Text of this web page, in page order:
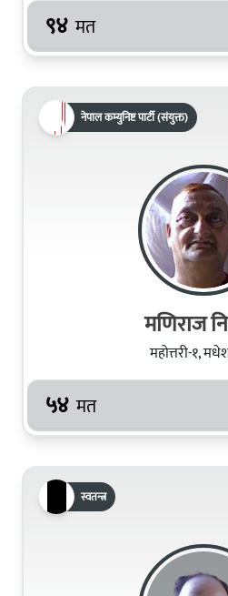
९४ मत
नेपाल कम्युनिष्ट पार्टी (संयुक्त)
मणिराज
महोत्तरी-१,
५४ मत
स्वतन्त्र